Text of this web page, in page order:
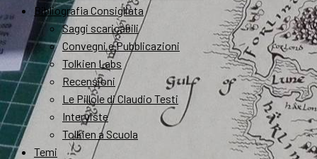
Bibliografia Consigliata
Saggi scaricabili
Convegni e Pubblicazioni
Tolkien Labs
Recensioni
Le Pillole di Claudio Testi
Interviste
Tolkien a Scuola
Temi